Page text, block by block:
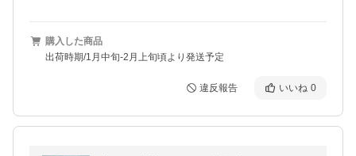
購入した商品
出荷時期/1月中旬-2月上旬頃より発送予定
違反報告 いいね 0